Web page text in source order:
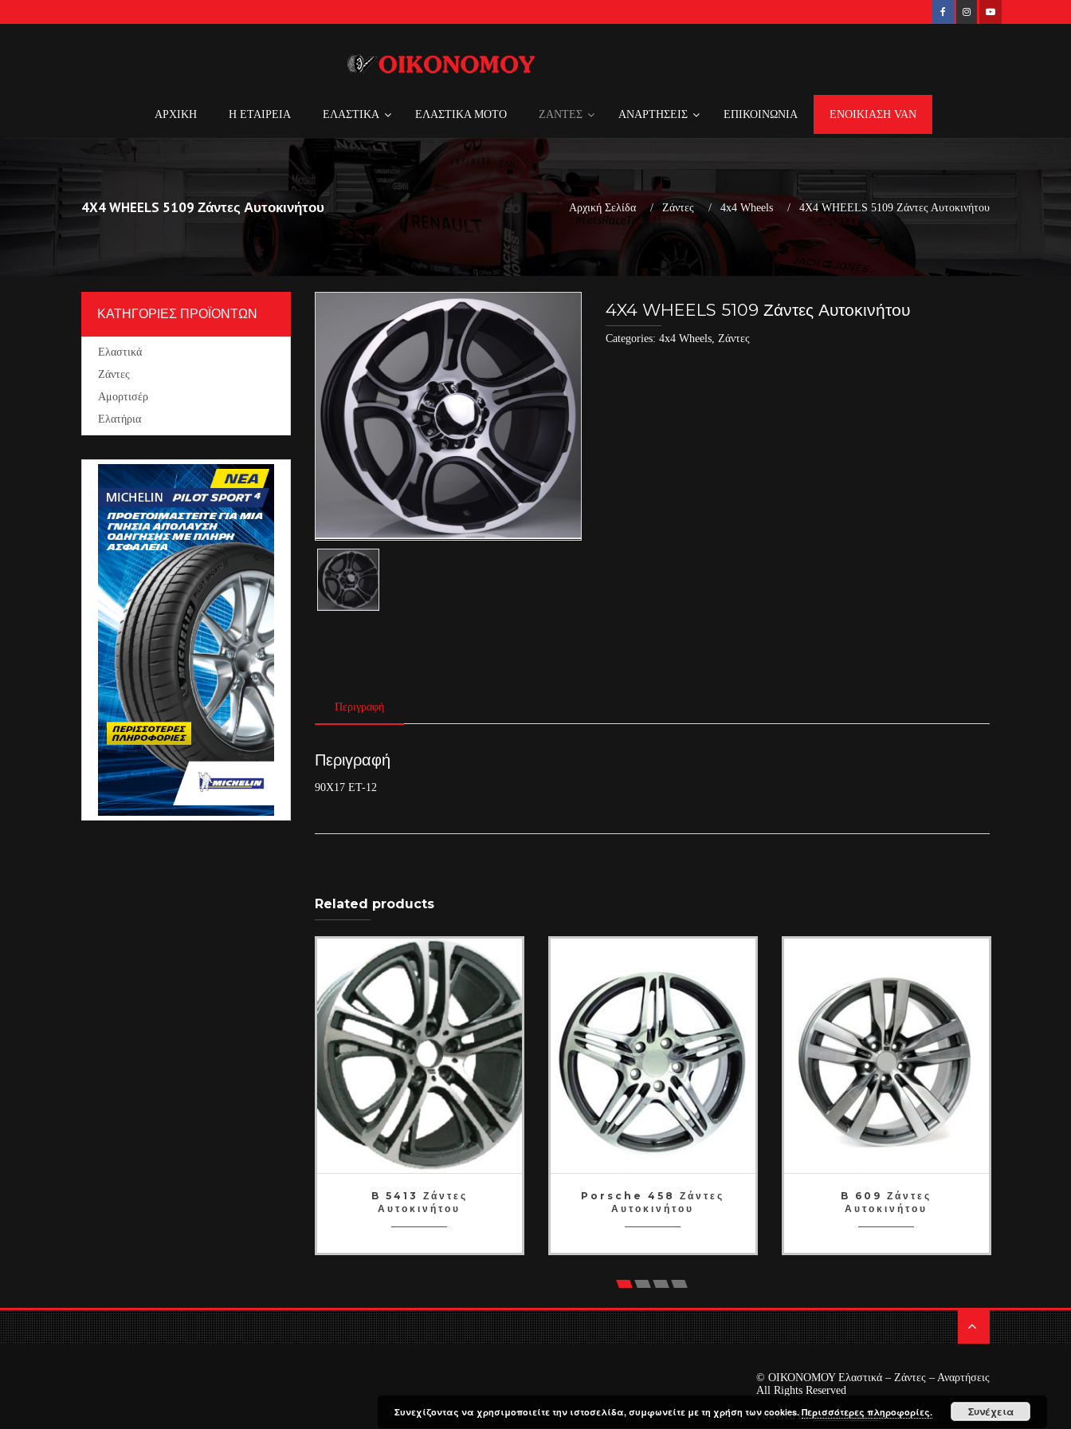
ΑΡΧΙΚΗ Η ΕΤΑΙΡΕΙΑ ΕΛΑΣΤΙΚΑ ΕΛΑΣΤΙΚΑ MOTO ΖΑΝΤΕΣ ΑΝΑΡΤΗΣΕΙΣ ΕΠΙΚΟΙΝΩΝΙΑ ΕΝΟΙΚΙΑΣΗ VAN
4X4 WHEELS 5109 Ζάντες Αυτοκινήτου Αρχική Σελίδα Ζάντες 4x4 Wheels 4X4 WHEELS 5109 Ζάντες Αυτοκινήτου
4X4 WHEELS 5109 Ζάντες Αυτοκινήτου
Categories:4x4 Wheels,Ζάντες
Περιγραφή
Περιγραφή
90X17 ET-12
Related products
B 5413 Ζάντες
Αυτοκινήτου
Porsche 458 Ζάντες
Αυτοκινήτου
B 609 Ζάντες
Αυτοκινήτου
ΚΑΤΗΓΟΡΙΕΣ ΠΡΟΪΟΝΤΩΝ
Ελαστικά
Ζάντες
Αμορτισέρ
Ελατήρια
© ΟΙΚΟΝΟΜΟΥ Ελαστικά – Ζάντες – Αναρτήσεις
All Rights Reserved
Powered byMedia Planners
Συνεχίζοντας να χρησιμοποιείτε την ιστοσελίδα, συμφωνείτε με τη χρήση των cookies.Περισσότερες πληροφορίες. Συνέχεια